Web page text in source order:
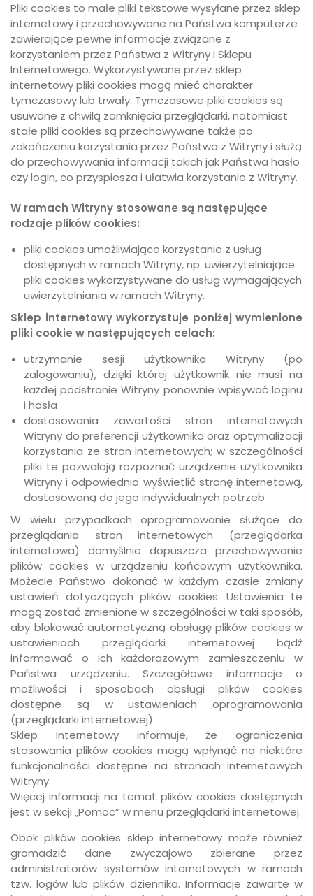
Pliki cookies to małe pliki tekstowe wysyłane przez sklep
internetowy i przechowywane na Państwa komputerze
zawierające pewne informacje związane z
korzystaniem przez Państwa z Witryny i Sklepu
Internetowego. Wykorzystywane przez sklep
internetowy pliki cookies mogą mieć charakter
tymczasowy lub trwały. Tymczasowe pliki cookies są
usuwane z chwilą zamknięcia przeglądarki, natomiast
stałe pliki cookies są przechowywane także po
zakończeniu korzystania przez Państwa z Witryny i służą
do przechowywania informacji takich jak Państwa hasło
czy login, co przyspiesza i ułatwia korzystanie z Witryny.
W ramach Witryny stosowane są następujące
rodzaje plików cookies:
pliki cookies umożliwiające korzystanie z usług
dostępnych w ramach Witryny, np. uwierzytelniające
pliki cookies wykorzystywane do usług wymagających
uwierzytelniania w ramach Witryny.
Sklep internetowy wykorzystuje poniżej wymienione
pliki cookie w następujących celach:
utrzymanie sesji użytkownika Witryny (po
zalogowaniu), dzięki której użytkownik nie musi na
każdej podstronie Witryny ponownie wpisywać loginu
i hasła
dostosowania zawartości stron internetowych
Witryny do preferencji użytkownika oraz optymalizacji
korzystania ze stron internetowych; w szczególności
pliki te pozwalają rozpoznać urządzenie użytkownika
Witryny i odpowiednio wyświetlić stronę internetową,
dostosowaną do jego indywidualnych potrzeb
W wielu przypadkach oprogramowanie służące do
przeglądania stron internetowych (przeglądarka
internetowa) domyślnie dopuszcza przechowywanie
plików cookies w urządzeniu końcowym użytkownika.
Możecie Państwo dokonać w każdym czasie zmiany
ustawień dotyczących plików cookies. Ustawienia te
mogą zostać zmienione w szczególności w taki sposób,
aby blokować automatyczną obsługę plików cookies w
ustawieniach przeglądarki internetowej bądź
informować o ich każdorazowym zamieszczeniu w
Państwa urządzeniu. Szczegółowe informacje o
możliwości i sposobach obsługi plików cookies
dostępne są w ustawieniach oprogramowania
(przeglądarki internetowej).
Sklep Internetowy informuje, że ograniczenia
stosowania plików cookies mogą wpłynąć na niektóre
funkcjonalności dostępne na stronach internetowych
Witryny.
Więcej informacji na temat plików cookies dostępnych
jest w sekcji „Pomoc” w menu przeglądarki internetowej.
Obok plików cookies sklep internetowy może również
gromadzić dane zwyczajowo zbierane przez
administratorów systemów internetowych w ramach
tzw. logów lub plików dziennika. Informacje zawarte w